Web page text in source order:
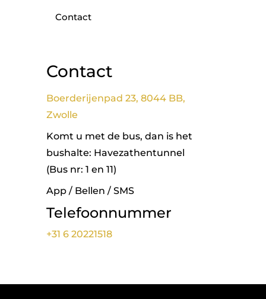
Contact
Contact
Boerderijenpad 23, 8044 BB,
Zwolle
Komt u met de bus, dan is het
bushalte: Havezathentunnel
(Bus nr: 1 en 11)
App / Bellen / SMS
Telefoonnummer
+31 6 20221518